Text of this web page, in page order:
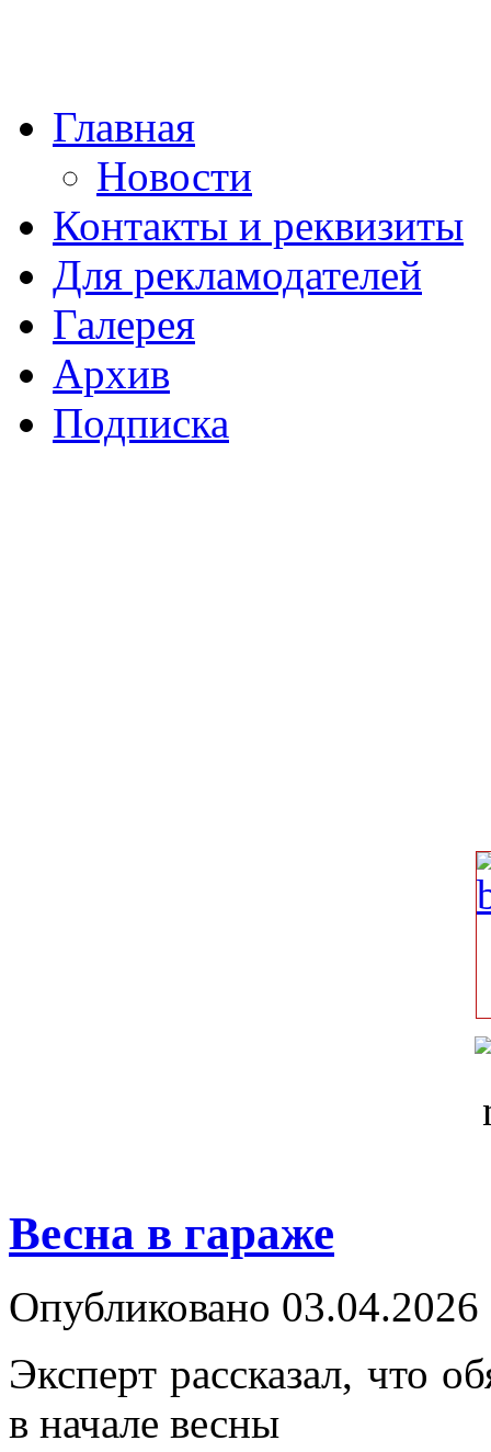
Главная
Новости
Контакты и реквизиты
Для рекламодателей
Галерея
Архив
Подписка
Весна в гараже
Опубликовано
Эксперт рассказал, что
в начале весны